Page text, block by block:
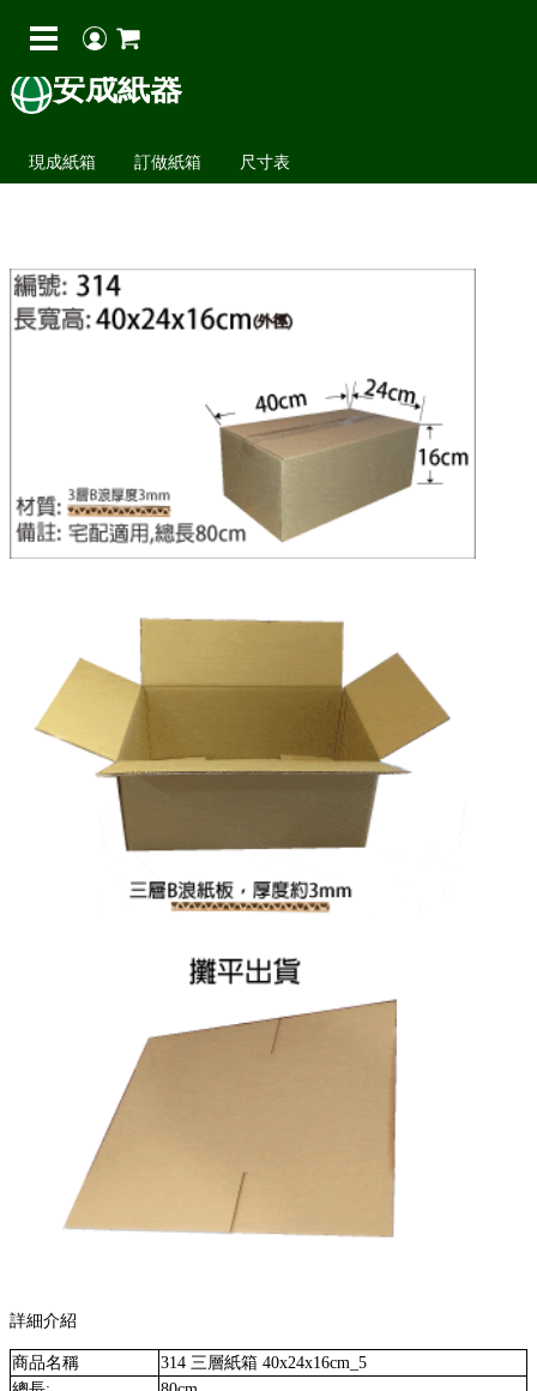
安成紙器
現成紙箱 訂做紙箱 尺寸表
詳細介紹
商品名稱
314 三層紙箱 40x24x16cm_5